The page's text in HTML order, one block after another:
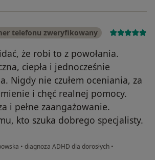
telefonu zweryfikowany
że robi to z powołania.
ciepła i jednocześnie
Nigdy nie czułem oceniania, za
i chęć realnej pomocy.
i pełne zaangażowanie.
kto szuka dobrego specjalisty.
• diagnoza ADHD dla dorosłych •